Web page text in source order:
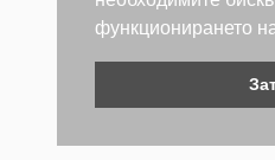
функционирането